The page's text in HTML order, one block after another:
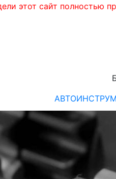
этот сайт полностью